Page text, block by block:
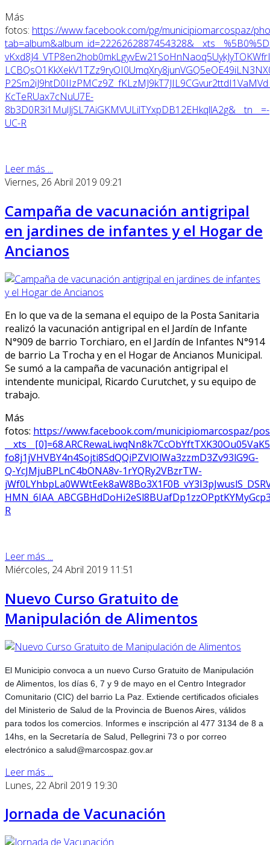
Más
fotos: https://www.facebook.com/pg/municipiomarcospaz/
KcTeRUax7cNuU7E-
8b3D0R3i1MulJjSL7AiGKMVULilTYxpDB12EHkqllA2g&__tn__=-
UC-R
Leer más ...
Viernes, 26 Abril 2019 09:21
Campaña de vacunación antigripal
en jardines de infantes y el Hogar de
Ancianos
En lo que va de la semana el equipo de la Posta Sanitaria
realizó la vacunación antigripal en el Jardín de Infante
N°909 de barrio Torchiaro, en el Jardín de Infantes N°914
de barrio La Trocha y en el Hogar de Ancianos Municipal.
Se sumó a la campaña de vacunación antigripal el
intendente municipal, Ricardo Curutchet, y su equipo de
trabajo.
Más
fotos: https://www.facebook.com/municipiomarcospaz/
fo8j1jVHVBY4n4Sojti8SdQQiPZVlOlWa3zzmD3Zv93lG9G-
Q-YcJMjuBPLnC4bONA8v-1rYQRy2VBzrTW-
R
Leer más ...
Miércoles, 24 Abril 2019 11:51
Nuevo Curso Gratuito de
Manipulación de Alimentos
El Municipio convoca a un nuevo Curso Gratuito de Manipulación
de Alimentos, los días 6, 7 y 9 de mayo en el Centro Integrador
Comunitario (CIC) del barrio La Paz. Extiende certificados oficiales
del Ministerio de Salud de la Provincia de Buenos Aires, válidos
para todos los comercios. Informes e inscripción al 477 3134 de 8 a
14hs, en la Secretaría de Salud, Pellegrini 73 o por correo
electrónico a salud@marcospaz.gov.ar
Leer más ...
Lunes, 22 Abril 2019 19:30
Jornada de Vacunación